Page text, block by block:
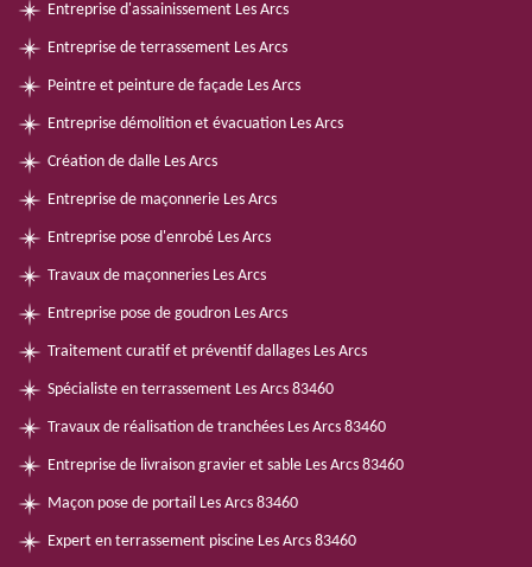
Entreprise d'assainissement Les Arcs
Entreprise de terrassement Les Arcs
Peintre et peinture de façade Les Arcs
Entreprise démolition et évacuation Les Arcs
Création de dalle Les Arcs
Entreprise de maçonnerie Les Arcs
Entreprise pose d'enrobé Les Arcs
Travaux de maçonneries Les Arcs
Entreprise pose de goudron Les Arcs
Traitement curatif et préventif dallages Les Arcs
Spécialiste en terrassement Les Arcs 83460
Travaux de réalisation de tranchées Les Arcs 83460
Entreprise de livraison gravier et sable Les Arcs 83460
Maçon pose de portail Les Arcs 83460
Expert en terrassement piscine Les Arcs 83460